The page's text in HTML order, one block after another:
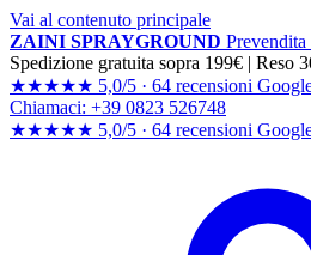
Vai al contenuto principale
ZAINI SPRAYGROUND
Spedizione gratuita sopra 199€ | Reso
★★★★★ 5,0/5 · 64 recensioni
Chiamaci: +39 0823 526748
★★★★★ 5,0/5 · 64 recensioni